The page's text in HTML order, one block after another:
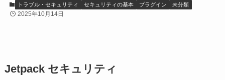
トラブル・セキュリティ セキュリティの基本 プラグイン 未分類
2025年10月14日
Jetpack セキュリティ